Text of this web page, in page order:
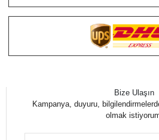
Bize Ulaşın
Kampanya, duyuru,
olmak